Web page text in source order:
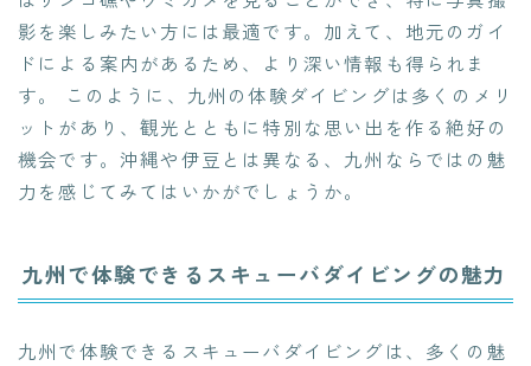
影を楽しみたい方には最適です。加えて、地元のガイ
ドによる案内があるため、より深い情報も得られま
す。 このように、九州の体験ダイビングは多くのメリ
ットがあり、観光とともに特別な思い出を作る絶好の
機会です。沖縄や伊豆とは異なる、九州ならではの魅
力を感じてみてはいかがでしょうか。
九州で体験できるスキューバダイビングの魅力
九州で体験できるスキューバダイビングは、多くの魅